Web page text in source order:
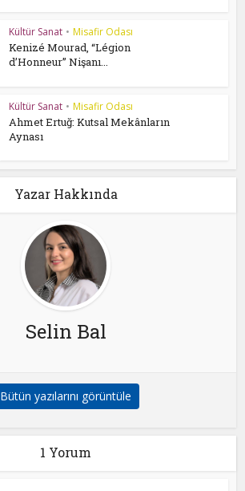
Kültür Sanat • Misafir Odası
Kenizé Mourad, “Légion
d’Honneur” Nişanı...
Kültür Sanat • Misafir Odası
Ahmet Ertuğ: Kutsal Mekânların
Aynası
Yazar Hakkında
Selin Bal
Bütün yazılarını görüntüle
1 Yorum